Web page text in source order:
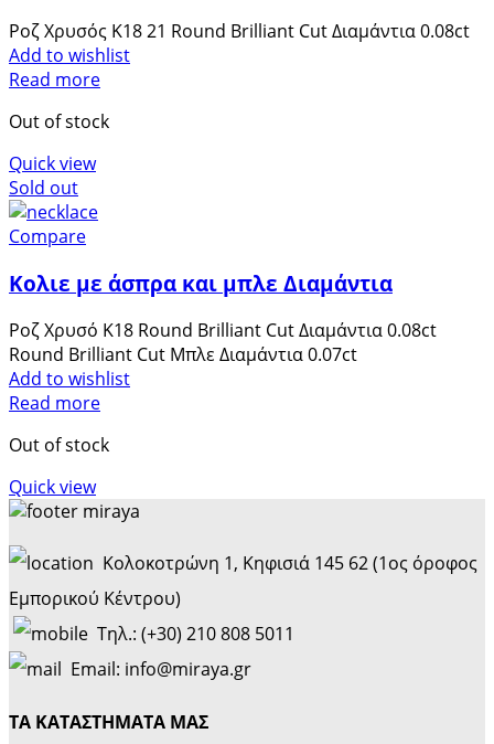
Ροζ Χρυσός Κ18 21 Round Brilliant Cut Διαμάντια 0.08ct
Add to wishlist
Read more
Out of stock
Quick view
Sold out
Compare
Κολιε με άσπρα και μπλε Διαμάντια
Ροζ Χρυσό K18 Round Brilliant Cut Διαμάντια 0.08ct
Round Brilliant Cut Μπλε Διαμάντια 0.07ct
Add to wishlist
Read more
Out of stock
Quick view
Κολοκοτρώνη 1, Κηφισιά 145 62 (1ος όροφος
Εμπορικού Κέντρου)
Τηλ.: (+30) 210 808 5011
Email: info@miraya.gr
ΤΑ ΚΑΤΑΣΤΗΜΑΤΑ ΜΑΣ